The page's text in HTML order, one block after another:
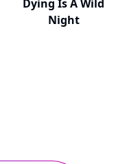
Dying Is A Wild
Night